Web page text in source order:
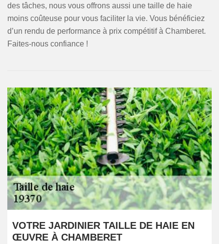
des tâches, nous vous offrons aussi une taille de haie
moins coûteuse pour vous faciliter la vie. Vous bénéficiez
d’un rendu de performance à prix compétitif à Chamberet.
Faites-nous confiance !
VOTRE JARDINIER TAILLE DE HAIE EN
ŒUVRE À CHAMBERET